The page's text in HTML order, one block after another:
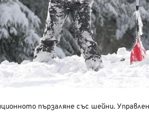
пързаляне със шейни.